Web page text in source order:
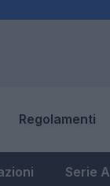
Regolamenti
Serie A